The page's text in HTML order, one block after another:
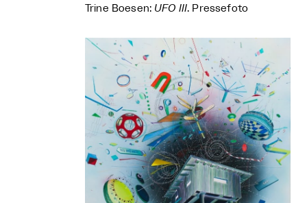
Trine Boesen: UFO III. Pressefoto